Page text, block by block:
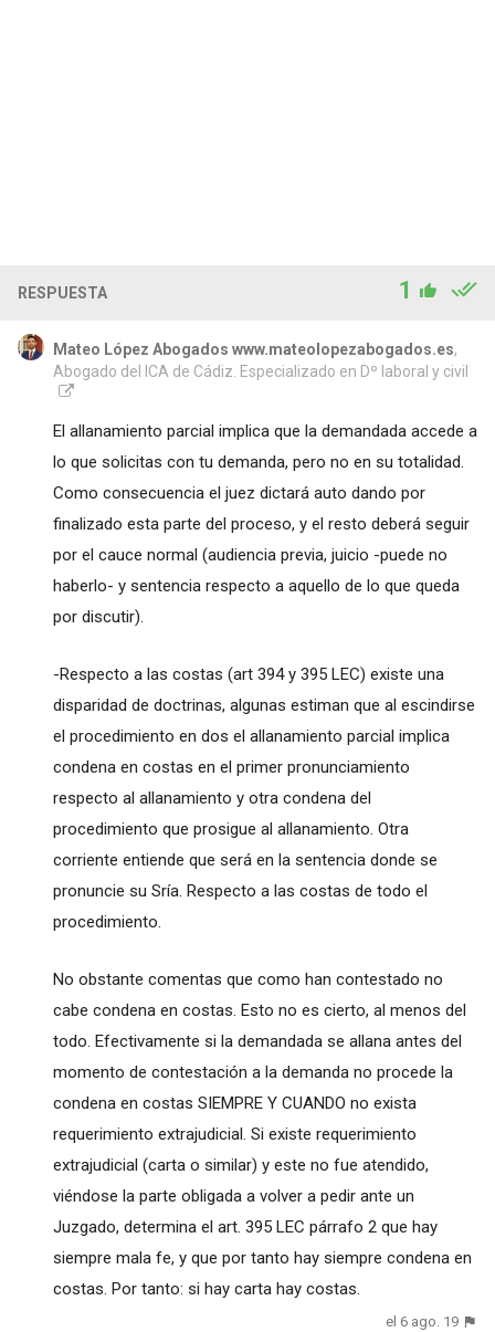
RESPUESTA 1
Mateo López Abogados www.mateolopezabogados.es,
Abogado del ICA de Cádiz. Especializado en Dº laboral y civil
El allanamiento parcial implica que la demandada accede a
lo que solicitas con tu demanda, pero no en su totalidad.
Como consecuencia el juez dictará auto dando por
finalizado esta parte del proceso, y el resto deberá seguir
por el cauce normal (audiencia previa, juicio -puede no
haberlo- y sentencia respecto a aquello de lo que queda
por discutir).
-Respecto a las costas (art 394 y 395 LEC) existe una
disparidad de doctrinas, algunas estiman que al escindirse
el procedimiento en dos el allanamiento parcial implica
condena en costas en el primer pronunciamiento
respecto al allanamiento y otra condena del
procedimiento que prosigue al allanamiento. Otra
corriente entiende que será en la sentencia donde se
pronuncie su Sría. Respecto a las costas de todo el
procedimiento.
No obstante comentas que como han contestado no
cabe condena en costas. Esto no es cierto, al menos del
todo. Efectivamente si la demandada se allana antes del
momento de contestación a la demanda no procede la
condena en costas SIEMPRE Y CUANDO no exista
requerimiento extrajudicial. Si existe requerimiento
extrajudicial (carta o similar) y este no fue atendido,
viéndose la parte obligada a volver a pedir ante un
Juzgado, determina el art. 395 LEC párrafo 2 que hay
siempre mala fe, y que por tanto hay siempre condena en
costas. Por tanto: si hay carta hay costas.
el 6 ago. 19